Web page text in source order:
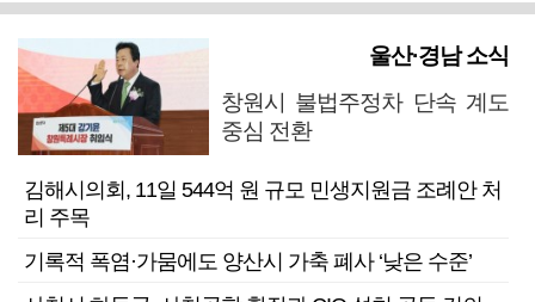
울산·경남 소식
창원시 불법주정차 단속 계도
중심 전환
김해시의회, 11일 544억 원 규모 민생지원금 조례안 처
리 주목
기록적 폭염·가뭄에도 양산시 가축 폐사 ‘낮은 수준’